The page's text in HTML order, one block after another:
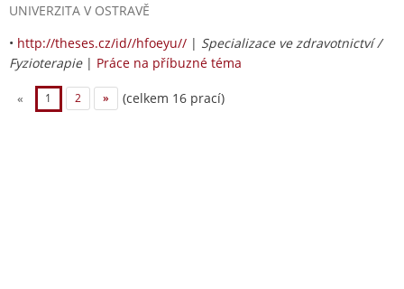
UNIVERZITA V OSTRAVĚ
• http://theses.cz/id//hfoeyu// | Specializace ve zdravotnictví /
Fyzioterapie| Práce na příbuzné téma
« 1 2 » (celkem 16 prací)